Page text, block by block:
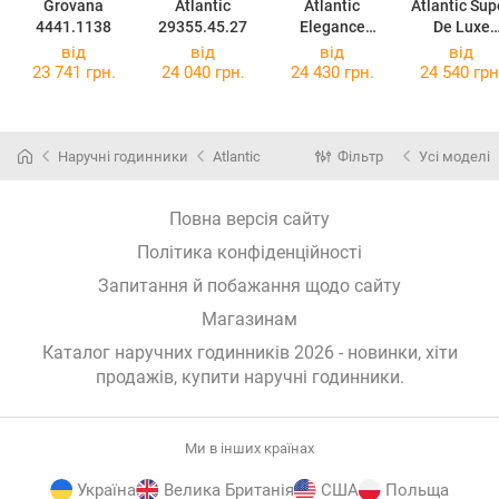
Grovana
4441.1138
Atlantic
29355.45.27
Atlantic
Elegance
Moonphase
30230.44.59M
Atlantic
De Luxe
B
від
23 741 грн.
від
24 040 грн.
від
24 430 грн.
від
24 540
Наручні годинники Atlantic Фільтр Усі моделі
Повна версія сайту
Політика конфіденційності
Запитання й побажання щодо сайту
Магазинам
Каталог наручних годинників 2026 - новинки, хіти
продажів, купити наручні годинники.
Ми в інших країнах
Україна Велика Британія США Польща